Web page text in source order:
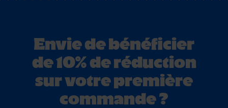
Envie de bénéficier
de 10% de réduction
sur votre première
commande ?